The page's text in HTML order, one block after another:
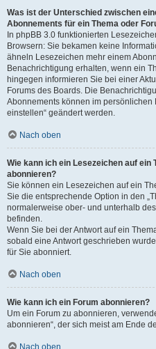
Was ist der Unterschied zwischen
Abonnements für ein Thema oder
In phpBB 3.0 funktionierten
Browsern: Sie bekamen keine
ähneln Lesezeichen mehr einem
Benachrichtigung erhalten, wenn ein
hingegen informieren Sie bei einer
Forums des Boards. Die
Abonnements können im persönlichen
einstellen“ geändert werden.
Nach oben
Wie kann ich ein Lesezeichen auf ein
abonnieren?
Sie können ein Lesezeichen auf ein
Sie die entsprechende Option in den
normalerweise ober- und unterhalb
befinden.
Wenn Sie bei der Antwort auf ein
sobald eine Antwort geschrieben
für Sie abonniert.
Nach oben
Wie kann ich ein Forum abonnieren?
Um ein Forum zu abonnieren,
abonnieren“, der sich meist am Ende
Nach oben